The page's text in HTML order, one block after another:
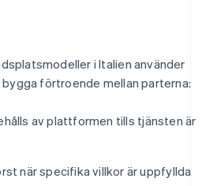
i Italien använder
förtroende mellan parterna:
av plattformen tills tjänsten är
när specifika villkor är uppfyllda